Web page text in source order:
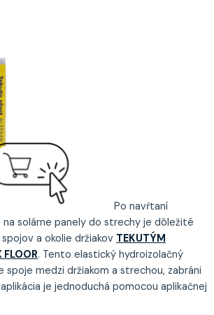
Po navŕtaní
na solárne panely do strechy je dôležité
a okolie držiakov TEKUTÝM
FLOOR. Tento elastický hydroizolačný
spoje medzi držiakom a strechou, zabráni
je jednoduchá pomocou aplikačnej